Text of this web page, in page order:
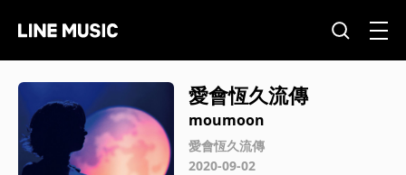
愛會恆久流傳
moumoon
愛會恆久流傳
2020-09-02